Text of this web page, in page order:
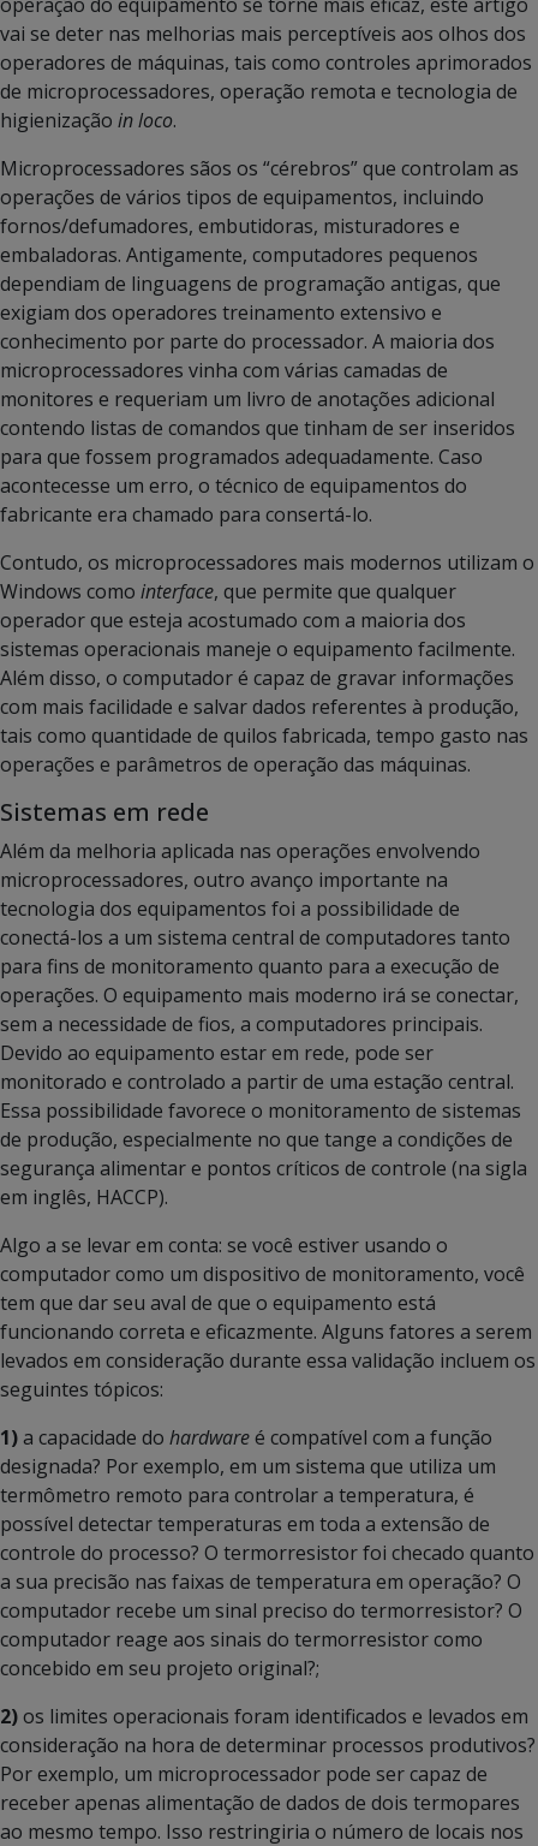
vai se deter nas melhorias mais perceptíveis aos olhos dos
operadores de máquinas, tais como controles aprimorados
de microprocessadores, operação remota e tecnologia de
higienização in loco.
Microprocessadores sãos os “cérebros” que controlam as
operações de vários tipos de equipamentos, incluindo
fornos/defumadores, embutidoras, misturadores e
embaladoras. Antigamente, computadores pequenos
dependiam de linguagens de programação antigas, que
exigiam dos operadores treinamento extensivo e
conhecimento por parte do processador. A maioria dos
microprocessadores vinha com várias camadas de
monitores e requeriam um livro de anotações adicional
contendo listas de comandos que tinham de ser inseridos
para que fossem programados adequadamente. Caso
acontecesse um erro, o técnico de equipamentos do
fabricante era chamado para consertá-lo.
Contudo, os microprocessadores mais modernos utilizam o
Windows como interface, que permite que qualquer
operador que esteja acostumado com a maioria dos
sistemas operacionais maneje o equipamento facilmente.
Além disso, o computador é capaz de gravar informações
com mais facilidade e salvar dados referentes à produção,
tais como quantidade de quilos fabricada, tempo gasto nas
operações e parâmetros de operação das máquinas.
Sistemas em rede
Além da melhoria aplicada nas operações envolvendo
microprocessadores, outro avanço importante na
tecnologia dos equipamentos foi a possibilidade de
conectá-los a um sistema central de computadores tanto
para fins de monitoramento quanto para a execução de
operações. O equipamento mais moderno irá se conectar,
sem a necessidade de fios, a computadores principais.
Devido ao equipamento estar em rede, pode ser
monitorado e controlado a partir de uma estação central.
Essa possibilidade favorece o monitoramento de sistemas
de produção, especialmente no que tange a condições de
segurança alimentar e pontos críticos de controle (na sigla
em inglês, HACCP).
Algo a se levar em conta: se você estiver usando o
computador como um dispositivo de monitoramento, você
tem que dar seu aval de que o equipamento está
funcionando correta e eficazmente. Alguns fatores a serem
levados em consideração durante essa validação incluem os
seguintes tópicos:
1)a capacidade do hardwareé compatível com a função
designada? Por exemplo, em um sistema que utiliza um
termômetro remoto para controlar a temperatura, é
possível detectar temperaturas em toda a extensão de
controle do processo? O termorresistor foi checado quanto
a sua precisão nas faixas de temperatura em operação? O
computador recebe um sinal preciso do termorresistor? O
computador reage aos sinais do termorresistor como
concebido em seu projeto original?;
2)os limites operacionais foram identificados e levados em
consideração na hora de determinar processos produtivos?
Por exemplo, um microprocessador pode ser capaz de
receber apenas alimentação de dados de dois termopares
ao mesmo tempo. Isso restringiria o número de locais nos